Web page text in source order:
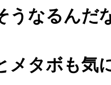
うなるんだ
メタボも気